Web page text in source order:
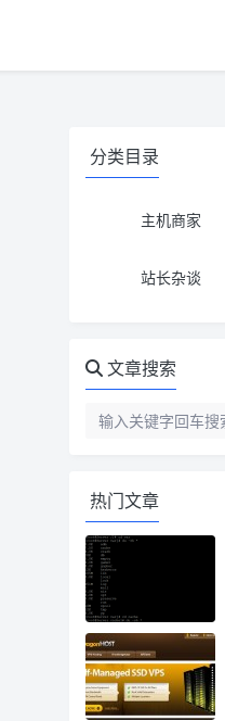
分类目录
主机商家
站长杂谈
文章搜索
热门文章